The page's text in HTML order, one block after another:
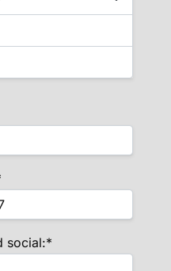
social:*